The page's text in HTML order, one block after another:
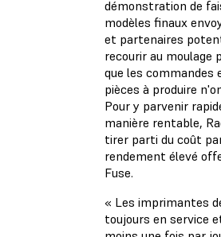
démonstration de
modèles finaux
et partenaires
recourir au moulage
que les commandes
pièces à produire
Pour y parvenir
manière rentable,
tirer parti du coût
rendement élevé
Fuse.
« Les imprimantes
toujours en service